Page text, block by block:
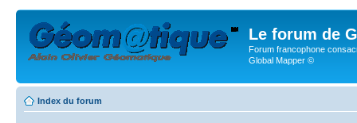
Le forum de
Forum francophone
Global Mapper ©
Index du forum